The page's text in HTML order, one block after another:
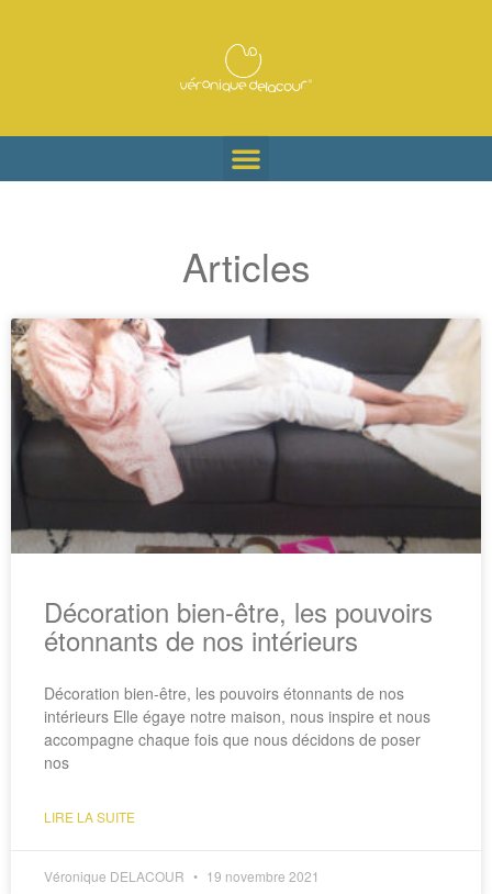
Articles
Décoration bien-être, les pouvoirs
étonnants de nos intérieurs
Décoration bien-être, les pouvoirs étonnants de nos
intérieurs Elle égaye notre maison, nous inspire et nous
accompagne chaque fois que nous décidons de poser
nos
LIRE LA SUITE
Véronique DELACOUR 19 novembre 2021